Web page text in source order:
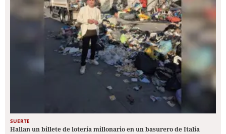
SUERTE
Hallan un billete de lotería millonario en un basurero de Italia